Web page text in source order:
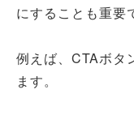
にすることも重要
例えば、CTAボタ
ます。